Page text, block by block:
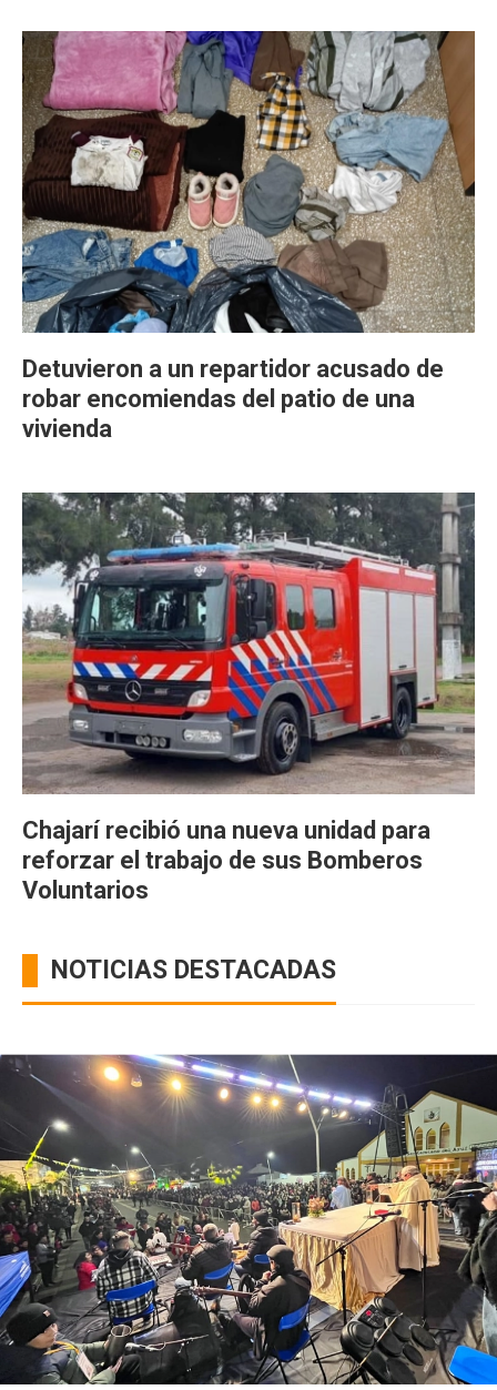
Detuvieron a un repartidor acusado de
robar encomiendas del patio de una
vivienda
Chajarí recibió una nueva unidad para
reforzar el trabajo de sus Bomberos
Voluntarios
NOTICIAS DESTACADAS